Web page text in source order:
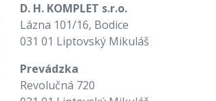
D. H. KOMPLET s.r.o.
Lázna 101/16, Bodice
031 01 Liptovský Mikuláš
Prevádzka
Revolučná 720